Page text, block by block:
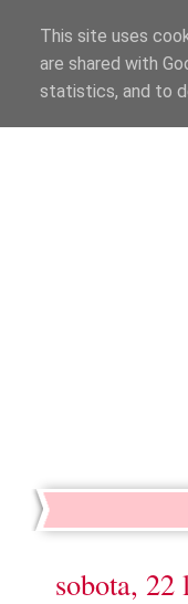
sobota, 22
This site uses
are shared with
statistics, and to